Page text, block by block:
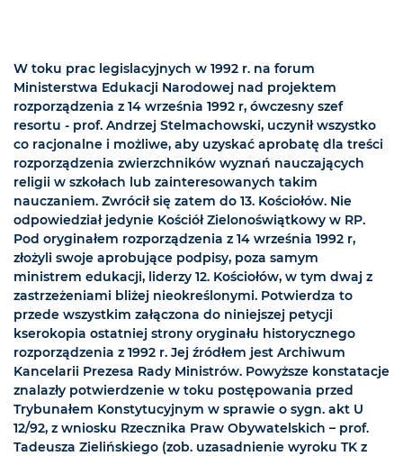
W toku prac legislacyjnych w 1992 r. na forum
Ministerstwa Edukacji Narodowej nad projektem
rozporządzenia z 14 września 1992 r, ówczesny szef
resortu - prof. Andrzej Stelmachowski, uczynił wszystko
co racjonalne i możliwe, aby uzyskać aprobatę dla treści
rozporządzenia zwierzchników wyznań nauczających
religii w szkołach lub zainteresowanych takim
nauczaniem. Zwrócił się zatem do 13. Kościołów. Nie
odpowiedział jedynie Kościół Zielonoświątkowy w RP.
Pod oryginałem rozporządzenia z 14 września 1992 r,
złożyli swoje aprobujące podpisy, poza samym
ministrem edukacji, liderzy 12. Kościołów, w tym dwaj z
zastrzeżeniami bliżej nieokreślonymi. Potwierdza to
przede wszystkim załączona do niniejszej petycji
kserokopia ostatniej strony oryginału historycznego
rozporządzenia z 1992 r. Jej źródłem jest Archiwum
Kancelarii Prezesa Rady Ministrów. Powyższe konstatacje
znalazły potwierdzenie w toku postępowania przed
Trybunałem Konstytucyjnym w sprawie o sygn. akt U
12/92, z wniosku Rzecznika Praw Obywatelskich – prof.
Tadeusza Zielińskiego (zob. uzasadnienie wyroku TK z